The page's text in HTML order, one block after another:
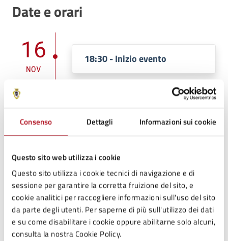
Consenso Dettagli Informazioni sui cookie
Questo sito web utilizza i cookie
Questo sito utilizza i cookie tecnici di navigazione e di
sessione per garantire la corretta fruizione del sito, e
cookie analitici per raccogliere informazioni sull'uso del sito
da parte degli utenti. Per saperne di più sull'utilizzo dei dati
e su come disabilitare i cookie oppure abilitarne solo alcuni,
consulta la nostra Cookie Policy.
Date e orari
16
NOV
18:30 - Inizio evento
16
NOV
Costi
Intero
7 €